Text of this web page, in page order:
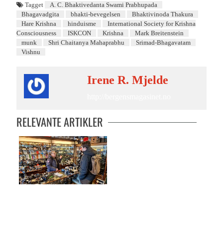
Tagget
A. C. Bhaktivedanta Swami Prabhupada
Bhagavadgita
bhakti-bevegelsen
Bhaktivinoda Thakura
Hare Krishna
hinduisme
International Society for Krishna
Consciousness
ISKCON Krishna
Mark Breitenstein
munk
Shri Chaitanya Mahaprabhu
Srimad-Bhagavatam
Vishnu
Irene R. Mjelde
RELEVANTE ARTIKLER